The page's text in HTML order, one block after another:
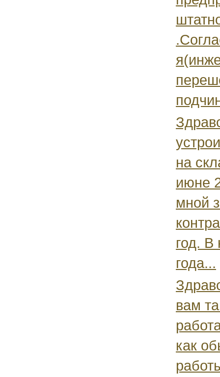
на
июне
мной
год. В
года...
вам
как